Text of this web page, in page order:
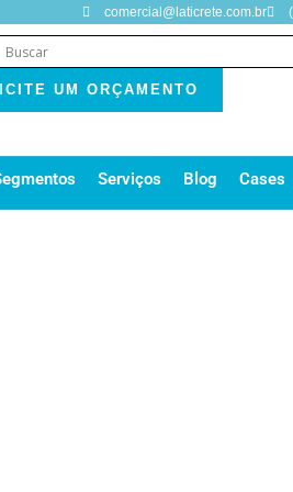
comercial@laticrete.com.br
Serviços Blog Cases
UM ORÇAMENTO